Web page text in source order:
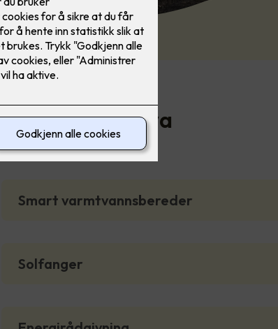
støtte fra Enova
Smart varmtvannsbereder
Solfanger